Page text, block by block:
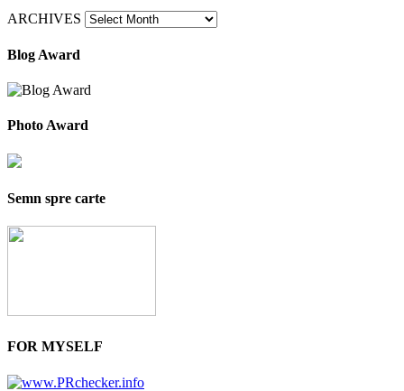
ARCHIVES
Blog Award
Photo Award
Semn spre carte
FOR MYSELF